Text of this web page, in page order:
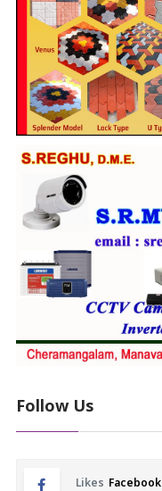
Follow Us
Likes Facebook